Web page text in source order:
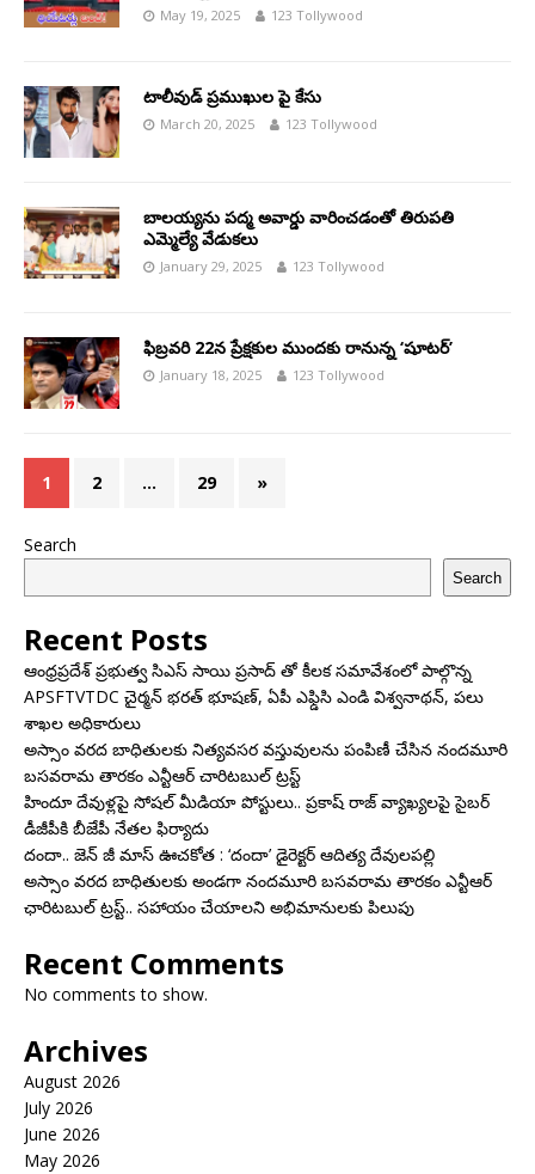
May 19, 2025 123 Tollywood
టాలీవుడ్ ప్రముఖుల పై కేసు
March 20, 2025 123 Tollywood
బాల‌య్య‌ను పద్మ అవార్డు వారించడంతో తిరుప‌తి
ఎమ్మెల్యే వేడుకలు
January 29, 2025 123 Tollywood
ఫిబ్రవరి 22న ప్రేక్షకుల ముందకు రానున్న ‘షూటర్’
January 18, 2025 123 Tollywood
1 2 … 29 »
Search
Search
Recent Posts
ఆంధ్రప్రదేశ్ ప్రభుత్వ సిఎస్ సాయి ప్రసాద్ తో కీలక సమావేశంలో పాల్గొన్న
APSFTVTDC చైర్మన్ భరత్ భూషణ్, ఏపీ ఎఫ్డిసి ఎండి విశ్వనాథన్, పలు
శాఖల అధికారులు
అస్సాం వరద బాధితులకు నిత్యవసర వస్తువులను పంపిణీ చేసిన నందమూరి
బసవరామ తారకం ఎన్టీఆర్ చారిటబుల్ ట్రస్ట్
హిందూ దేవుళ్లపై సోషల్ మీడియా పోస్టులు.. ప్రకాష్ రాజ్ వ్యాఖ్యలపై సైబర్
డీజీపీకి బీజేపీ నేతల ఫిర్యాదు
దందా.. జెన్ జీ మాస్ ఊచకోత : ‘దందా’ డైరెక్ట‌ర్ ఆదిత్య దేవులపల్లి
అస్సాం వరద బాధితులకు అండగా నందమూరి బసవరామ తారకం ఎన్టీఆర్
ఛారిటబుల్ ట్రస్ట్.. సహాయం చేయాలని అభిమానులకు పిలుపు
Recent Comments
No comments to show.
Archives
August 2026
July 2026
June 2026
May 2026